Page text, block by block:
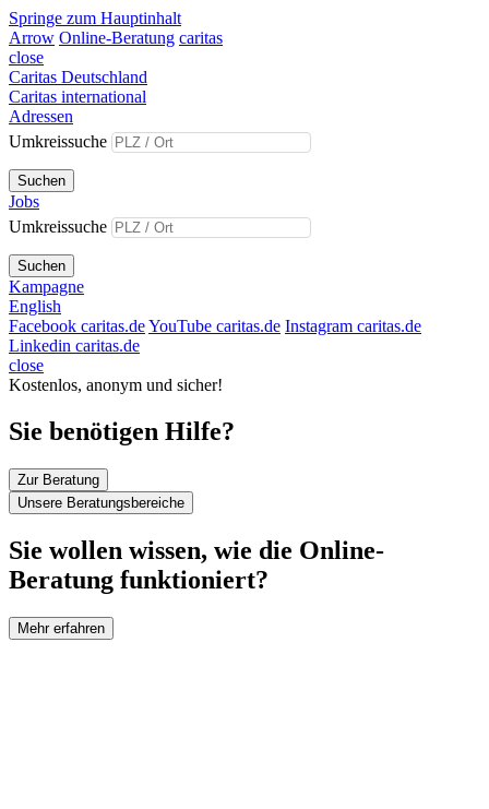
Springe zum Hauptinhalt
Arrow Online-Beratung caritas
close
Caritas Deutschland
Caritas international
Adressen
Umkreissuche
Suchen
Jobs
Umkreissuche
Suchen
Kampagne
English
Facebook caritas.deYouTube caritas.de Instagram caritas.de
Linkedin caritas.de
close
Kostenlos, anonym und sicher!
Sie benötigen Hilfe?
Zur Beratung
Unsere Beratungsbereiche
Sie wollen wissen, wie die Online-
Beratung funktioniert?
Mehr erfahren